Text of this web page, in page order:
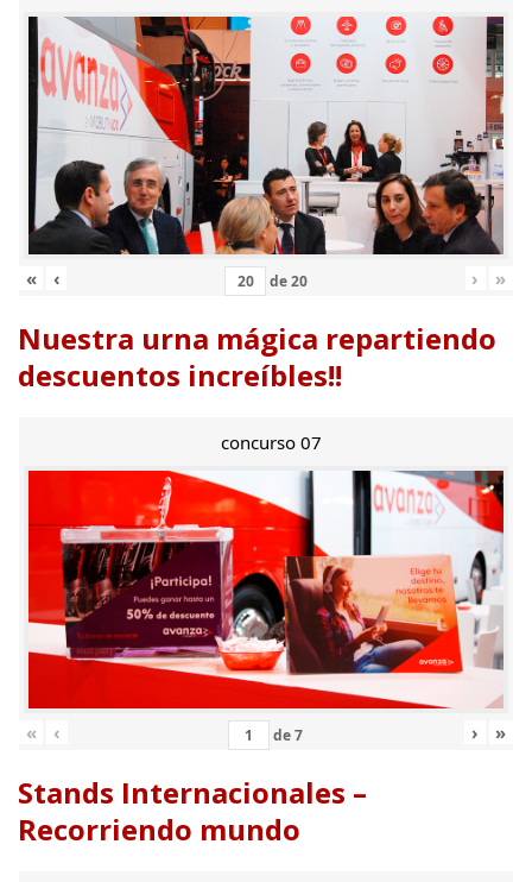
« ‹ de20 › »
Nuestra urna mágica repartiendo
descuentos increíbles!!
concurso 07
« ‹ de7 › »
Stands Internacionales –
Recorriendo mundo